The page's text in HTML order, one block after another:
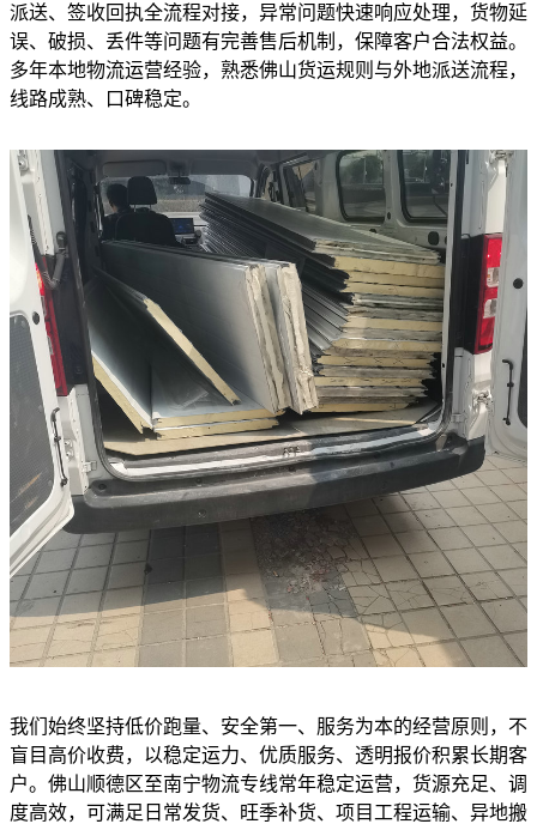
派送、签收回执全流程对接，异常问题快速响应处理，货物延
误、破损、丢件等问题有完善售后机制，保障客户合法权益。
多年本地物流运营经验，熟悉佛山货运规则与外地派送流程，
线路成熟、口碑稳定。
我们始终坚持低价跑量、安全第一、服务为本的经营原则，不
盲目高价收费，以稳定运力、优质服务、透明报价积累长期客
户。佛山顺德区至南宁物流专线常年稳定运营，货源充足、调
度高效，可满足日常发货、旺季补货、项目工程运输、异地搬